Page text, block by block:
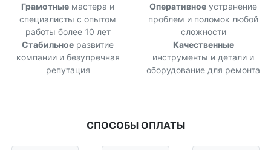
Грамотные мастера и
специалисты с опытом
работы более 10 лет
Оперативное устранение
проблем и поломок любой
сложности
Стабильное развитие
компании и безупречная
репутация
Качественные
инструменты и детали и
оборудование для ремонта
СПОСОБЫ ОПЛАТЫ